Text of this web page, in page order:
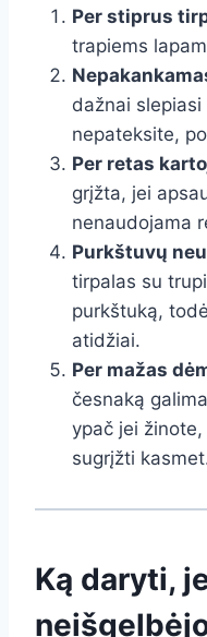
Per stiprus
trapiems
dažnai
nepateksite,
Per retas
grįžta, jei
nenaudojama
Purkštuvų
tirpalas su
purkštuką,
atidžiai.
Per mažas
česnaką
ypač jei
sugrįžti
Ką daryti,